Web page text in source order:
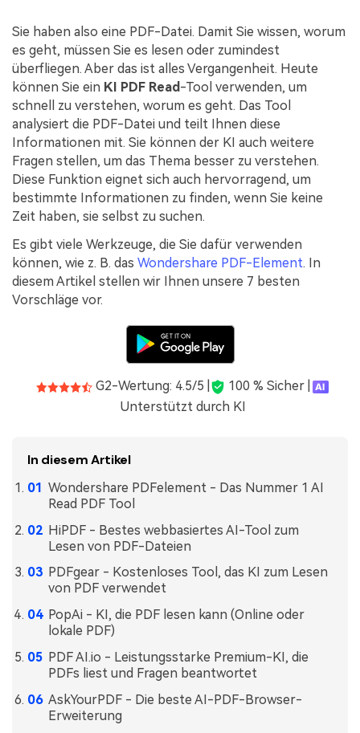
PDF-Daten extrahieren
PDF freigeben
eSign PDFs rechtmäßig Neu
Branchen
Bildung
IT-Dienstleistung
Rechtliches
Gesundheitswesen
Finanzen
Was ist NEU
Benutzerhandbuch
PDFelement für Windows
PDFelement für Mac
PDFelement für iOS
PDFelement für Android
Mehr erfahren
Bewertungen
Sehen Sie, was unsere Nutzer sagen.
Kostenlose PDF-Vorlagen
Bearbeiten, Drucken und Anpassen von kostenlosen Vorlagen.
PDF-bezogene Informationen, die Sie benötigen.
Download-Zentrum
Sie haben also eine PDF-Datei. Damit Sie wissen, worum
es geht, müssen Sie es lesen oder zumindest
überfliegen. Aber das ist alles Vergangenheit. Heute
können Sie ein KI PDF Read -Tool verwenden, um
schnell zu verstehen, worum es geht. Das Tool
analysiert die PDF-Datei und teilt Ihnen diese
Informationen mit. Sie können der KI auch weitere
Fragen stellen, um das Thema besser zu verstehen.
Diese Funktion eignet sich auch hervorragend, um
bestimmte Informationen zu finden, wenn Sie keine
Zeit haben, sie selbst zu suchen.
Es gibt viele Werkzeuge, die Sie dafür verwenden
können, wie z. B. das Wondershare PDF-Element. In
diesem Artikel stellen wir Ihnen unsere 7 besten
Vorschläge vor.
G2-Wertung: 4.5/5 |
100 % Sicher |
Unterstützt durch KI
In diesem Artikel
Wondershare PDFelement - Das Nummer 1 AI
Read PDF Tool
HiPDF - Bestes webbasiertes AI-Tool zum
Lesen von PDF-Dateien
PDFgear - Kostenloses Tool, das KI zum Lesen
von PDF verwendet
PopAi - KI, die PDF lesen kann (Online oder
lokale PDF)
PDF AI.io - Leistungsstarke Premium-KI, die
PDFs liest und Fragen beantwortet
AskYourPDF - Die beste AI-PDF-Browser-
Erweiterung